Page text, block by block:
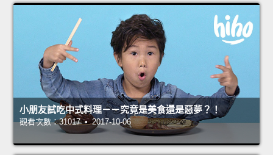
小朋友試吃中式料理－－究竟是美食還是惡夢？！
觀看次數：31017 • 2017-10-06